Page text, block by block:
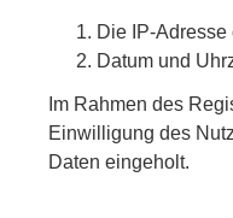
Die IP-Adresse
Datum und
Im Rahmen des
Einwilligung des
Daten eingeholt.